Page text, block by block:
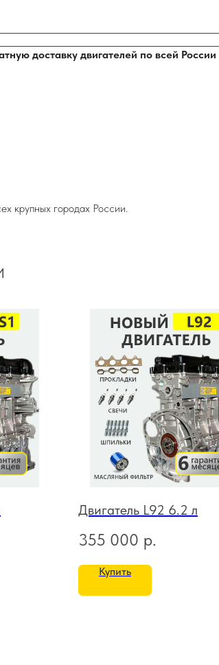
доставку двигателей по всей России
крупных городах России.
Двигатель L92 6.2 л
355 000 р.
Купить